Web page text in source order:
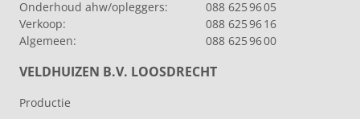
Onderhoud ahw/opleggers:
088 625 96 05
Verkoop:
088 625 96 16
Algemeen:
088 625 96 00
VELDHUIZEN B.V. LOOSDRECHT
Productie